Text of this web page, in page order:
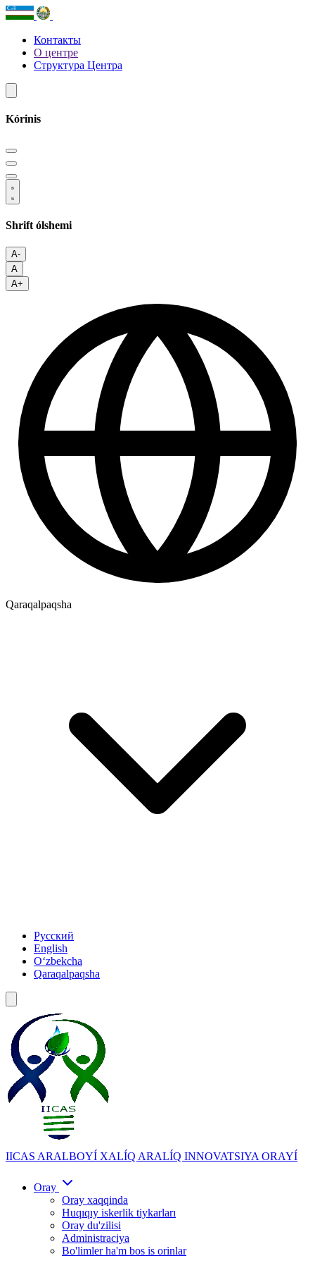
Контакты
О центре
Структура Центра
Kórinis
Shrift ólshemi
A-
A
A+
Qaraqalpaqsha
Русский
English
Oʻzbekcha
Qaraqalpaqsha
IICAS ARALBOYÍ XALÍQ ARALÍQ INNOVATSIYA ORAYÍ
Oray
Oray xaqqinda
Huqıqıy iskerlik tiykarları
Oray du'zilisi
Administraciya
Bo'limler ha'm bos is orinlar